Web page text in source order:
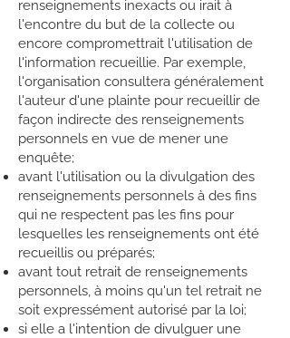
renseignements inexacts ou irait à
l'encontre du but de la collecte ou
encore compromettrait l'utilisation de
l'information recueillie. Par exemple,
l'organisation consultera généralement
l'auteur d'une plainte pour recueillir de
façon indirecte des renseignements
personnels en vue de mener une
enquête;
avant l'utilisation ou la divulgation des
renseignements personnels à des fins
qui ne respectent pas les fins pour
lesquelles les renseignements ont été
recueillis ou préparés;
avant tout retrait de renseignements
personnels, à moins qu'un tel retrait ne
soit expressément autorisé par la loi;
si elle a l'intention de divulguer une